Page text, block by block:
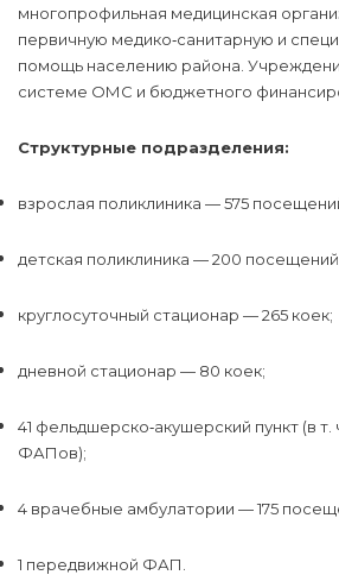
многопрофильная медицинская
первичную медико‑санитарную и
помощь населению района.
системе ОМС и бюджетного
Структурные подразделения:
взрослая поликлиника — 575
детская поликлиника — 200
круглосуточный стационар — 265 коек;
дневной стационар — 80 коек;
41 фельдшерско‑акушерский пункт (в т.
ФАПов);
4 врачебные амбулатории — 175
1 передвижной ФАП.